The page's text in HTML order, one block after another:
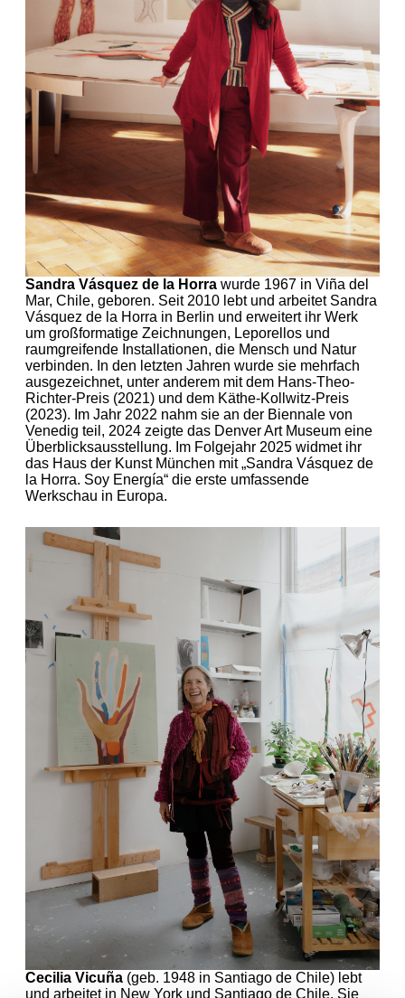
Sandra Vásquez de la Horra wurde 1967 in Viña del
Mar, Chile, geboren. Seit 2010 lebt und arbeitet Sandra
Vásquez de la Horra in Berlin und erweitert ihr Werk
um großformatige Zeichnungen, Leporellos und
raumgreifende Installationen, die Mensch und Natur
verbinden. In den letzten Jahren wurde sie mehrfach
ausgezeichnet, unter anderem mit dem Hans-Theo-
Richter-Preis (2021) und dem Käthe-Kollwitz-Preis
(2023). Im Jahr 2022 nahm sie an der Biennale von
Venedig teil, 2024 zeigte das Denver Art Museum eine
Überblicksausstellung. Im Folgejahr 2025 widmet ihr
das Haus der Kunst München mit „Sandra Vásquez de
la Horra. Soy Energía“ die erste umfassende
Werkschau in Europa.
Cecilia Vicuña (geb. 1948 in Santiago de Chile) lebt
und arbeitet in New York und Santiago de Chile. Sie